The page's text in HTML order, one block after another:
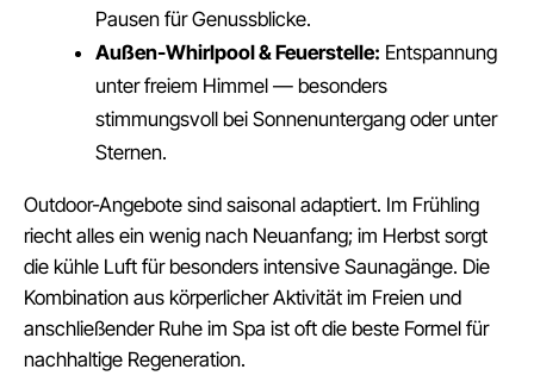
Pausen für Genussblicke.
Außen-Whirlpool & Feuerstelle: Entspannung
unter freiem Himmel — besonders
stimmungsvoll bei Sonnenuntergang oder unter
Sternen.
Outdoor‑Angebote sind saisonal adaptiert. Im Frühling
riecht alles ein wenig nach Neuanfang; im Herbst sorgt
die kühle Luft für besonders intensive Saunagänge. Die
Kombination aus körperlicher Aktivität im Freien und
anschließender Ruhe im Spa ist oft die beste Formel für
nachhaltige Regeneration.